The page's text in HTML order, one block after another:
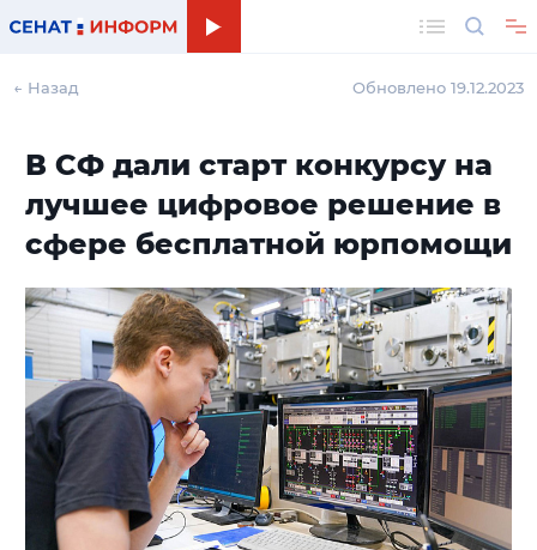
← Назад Обновлено 19.12.2023
В СФ дали старт конкурсу на
лучшее цифровое решение в
сфере бесплатной юрпомощи